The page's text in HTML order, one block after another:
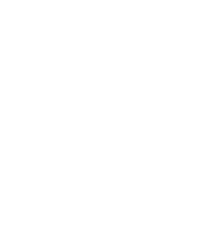
nervionense
Consejo
del inicio de LaLiga